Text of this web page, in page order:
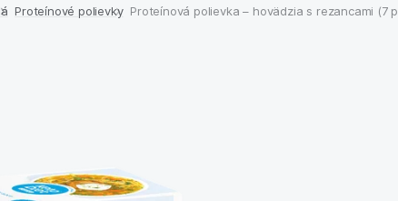
Ketóza Časté otázky
Proteínové polievky Proteínová polievka – hovädzia s rezancami (7